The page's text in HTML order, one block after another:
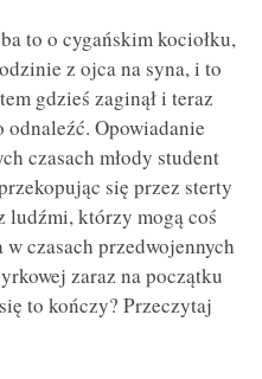
to o cygańskim kociołku,
z ojca na syna, i to
gdzieś zaginął i teraz
Opowiadanie
czasach młody student
się przez sterty
ludźmi, którzy mogą coś
czasach przedwojennych
zaraz na początku
to kończy? Przeczytaj